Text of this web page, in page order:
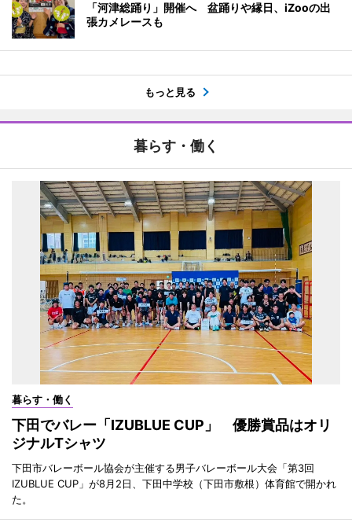
「河津総踊り」開催へ 盆踊りや縁日、iZooの出
張カメレースも
もっと見る
暮らす・働く
暮らす・働く
下田でバレー「IZUBLUE CUP」 優勝賞品はオリ
ジナルTシャツ
下田市バレーボール協会が主催する男子バレーボール大会「第3回
IZUBLUE CUP」が8月2日、下田中学校（下田市敷根）体育館で開かれ
た。